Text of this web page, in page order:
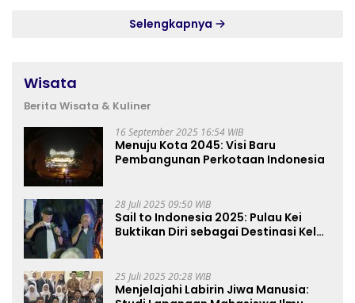
Selengkapnya
Wisata
Berita Wisata & Kuliner
16 September 2025 16:54 WIB
Menuju Kota 2045: Visi Baru
Pembangunan Perkotaan Indonesia
28 Juli 2025 09:50 WIB
Sail to Indonesia 2025: Pulau Kei
Buktikan Diri sebagai Destinasi Kelas
25 Juli 2025 20:28 WIB
Menjelajahi Labirin Jiwa Manusia: